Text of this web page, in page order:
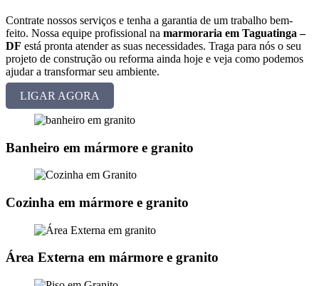
Contrate nossos serviços e tenha a garantia de um trabalho bem-
feito. Nossa equipe profissional na marmoraria em Taguatinga –
DF está pronta atender as suas necessidades. Traga para nós o seu
projeto de construção ou reforma ainda hoje e veja como podemos
ajudar a transformar seu ambiente.
LIGAR AGORA
Banheiro em mármore e granito
Cozinha em mármore e granito
Área Externa em mármore e granito